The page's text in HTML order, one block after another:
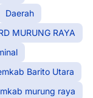
Daerah
MURUNG RAYA
Barito Utara
murung raya